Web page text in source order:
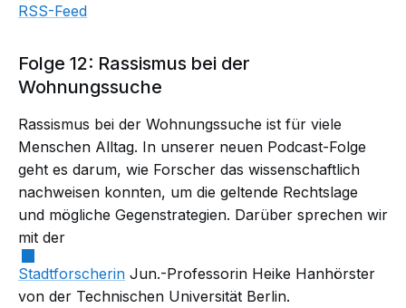
RSS-Feed
Folge 12: Rassismus bei der
Wohnungssuche
Rassismus bei der Wohnungssuche ist für viele
Menschen Alltag. In unserer neuen Podcast-Folge
geht es darum, wie Forscher das wissenschaftlich
nachweisen konnten, um die geltende Rechtslage
und mögliche Gegenstrategien. Darüber sprechen wir
mit der
Stadtforscherin Jun.-Professorin Heike Hanhörster
von der Technischen Universität Berlin.